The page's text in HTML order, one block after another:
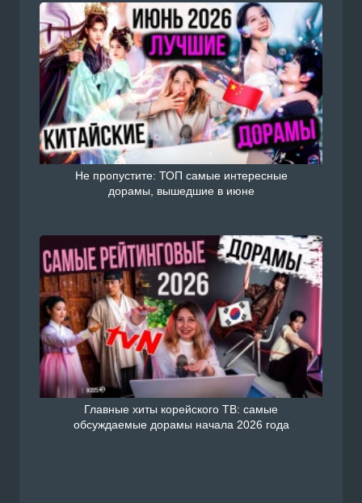
Не пропустите: ТОП самые интересные
дорамы, вышедшие в июне
Главные хиты корейского ТВ: самые
обсуждаемые дорамы начала 2026 года